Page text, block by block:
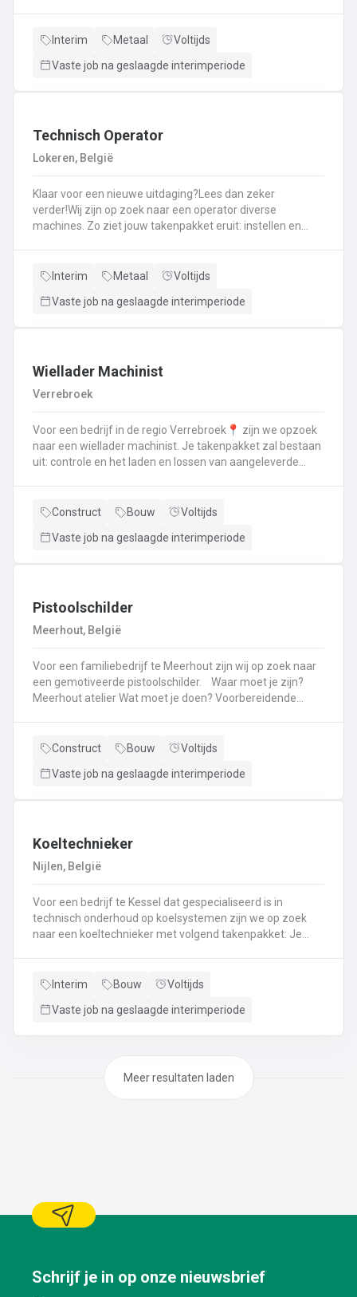
het realiseren van onze projecten.Je werkt samen met
dagelijkse leiding van Atelierverantwoordelijke.
Interim Metaal
Voltijds
Vaste job na geslaagde interimperiode
Technisch Operator
Lokeren, België
Klaar voor een nieuwe uitdaging?Lees dan zeker
verder!Wij zijn op zoek naar een operator diverse
machines. Zo ziet jouw takenpakket eruit: instellen en
gezaagd worden. Rekbank: profielen zijn gekoeld en
grondstof wordt door een matrijs vervormd tot profiel.
Interim Metaal
Voltijds
Vaste job na geslaagde interimperiode
Wiellader Machinist
Verrebroek
Voor een bedrijf in de regio Verrebroek📍 zijn we opzoek
naar een wiellader machinist. Je takenpakket zal bestaan
uit: controle en het laden en lossen van aangeleverde
van hun taken.Je bedient de mengcentrale en verwerkt
handen uit de mouwen om het terrein proper en
weten of stuur je CV eens door. 052 41 11 82📞 of mail
Construct Bouw
Voltijds
Vaste job na geslaagde interimperiode
Pistoolschilder
Meerhout, België
Voor een familiebedrijf te Meerhout zijn wij op zoek naar
een gemotiveerde pistoolschilder. Waar moet je zijn?
Meerhout atelier Wat moet je doen? Voorbereidende
uitvoeren
Construct Bouw
Voltijds
Vaste job na geslaagde interimperiode
Koeltechnieker
Nijlen, België
Voor een bedrijf te Kessel dat gespecialiseerd is in
technisch onderhoud op koelsystemen zijn we op zoek
naar een koeltechnieker met volgend takenpakket: Je
bedrijven.Je gaat koelsystemen plaatsen bij
keuren.
Interim Bouw
Voltijds
Vaste job na geslaagde interimperiode
Meer resultaten laden
Schrijf je in op onze nieuwsbrief